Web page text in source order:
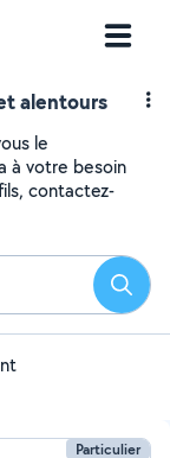
alentours
le
à votre besoin
contactez-
Particulier